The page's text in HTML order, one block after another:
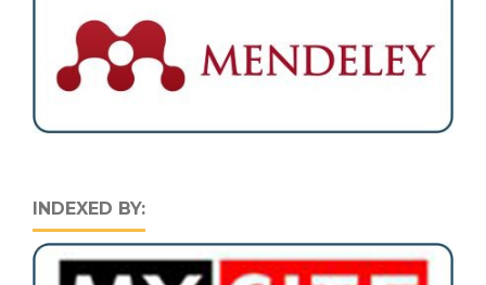
INDEXED BY: